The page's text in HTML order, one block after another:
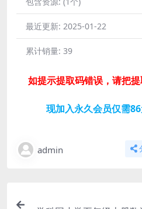
最近更新: 2025-01-22
累计销量: 39
如提示提取码错误，请把
现加入永久会员仅需
admin